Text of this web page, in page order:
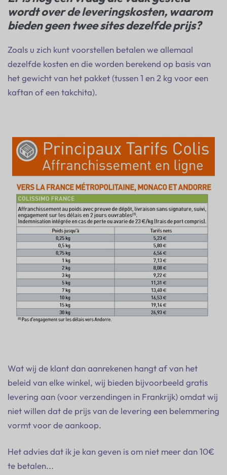
wordt over de leveringskosten, waarom
bieden geen twee sites dezelfde prijs?
Zoals u zich kunt voorstellen betalen we allemaal
dezelfde kosten en die worden berekend op basis van
het gewicht van het pakket (tussen 1 en 2 kg voor een
kaftan of een takchita).
Wat wij de klant dan aanrekenen hangt af van het
beleid van elke winkel, wij bieden bijvoorbeeld gratis
levering aan (voor verzendingen in Frankrijk) omdat wij
niet willen dat de prijs van de levering een belemmering
vormt voor de aankoop.
Het advies dat ik je kan geven is om niet meer dan 10€
te betalen...